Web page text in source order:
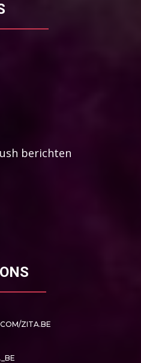
berichten
ZITA.BE